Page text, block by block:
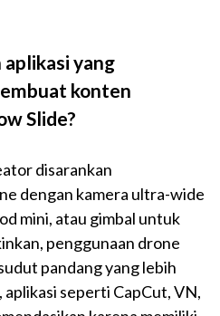
aplikasi yang
konten
Slide?
disarankan
dengan kamera ultra-wide
mini, atau gimbal untuk
penggunaan drone
pandang yang lebih
seperti CapCut, VN,